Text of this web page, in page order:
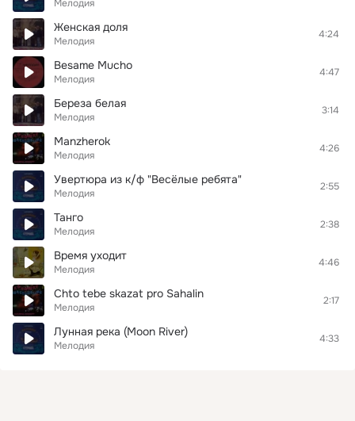
Мелодия
Женская доля
Мелодия
4:24
Besame Mucho
Мелодия
4:47
Береза белая
Мелодия
3:14
Manzherok
Мелодия
4:26
Увертюра из к/ф "Весёлые ребята"
Мелодия
2:55
Танго
Мелодия
2:38
Время уходит
Мелодия
4:46
Chto tebe skazat pro Sahalin
Мелодия
2:17
Лунная река (Moon River)
Мелодия
4:33